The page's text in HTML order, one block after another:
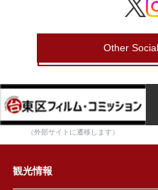
Other
（外部サイトに遷移します）
観光情報